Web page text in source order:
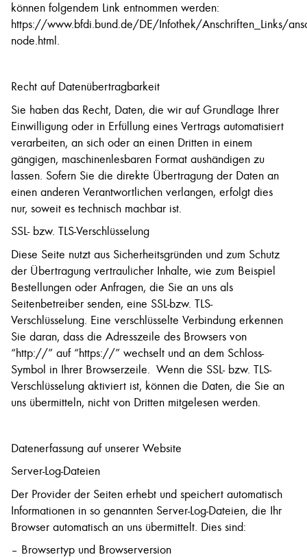
können folgendem Link entnommen werden:
https://www.bfdi.bund.de/DE/Infothek/Anschriften_Links/
node.html.
Recht auf Datenübertragbarkeit
Sie haben das Recht, Daten, die wir auf Grundlage Ihrer
Einwilligung oder in Erfüllung eines Vertrags automatisiert
verarbeiten, an sich oder an einen Dritten in einem
gängigen, maschinenlesbaren Format aushändigen zu
lassen. Sofern Sie die direkte Übertragung der Daten an
einen anderen Verantwortlichen verlangen, erfolgt dies
nur, soweit es technisch machbar ist.
SSL- bzw. TLS-Verschlüsselung
Diese Seite nutzt aus Sicherheitsgründen und zum Schutz
der Übertragung vertraulicher Inhalte, wie zum Beispiel
Bestellungen oder Anfragen, die Sie an uns als
Seitenbetreiber senden, eine SSL-bzw. TLS-
Verschlüsselung. Eine verschlüsselte Verbindung erkennen
Sie daran, dass die Adresszeile des Browsers von
“http://” auf “https://” wechselt und an dem Schloss-
Symbol in Ihrer Browserzeile. Wenn die SSL- bzw. TLS-
Verschlüsselung aktiviert ist, können die Daten, die Sie an
uns übermitteln, nicht von Dritten mitgelesen werden.
Datenerfassung auf unserer Website
Server-Log-Dateien
Der Provider der Seiten erhebt und speichert automatisch
Informationen in so genannten Server-Log-Dateien, die Ihr
Browser automatisch an uns übermittelt. Dies sind:
– Browsertyp und Browserversion